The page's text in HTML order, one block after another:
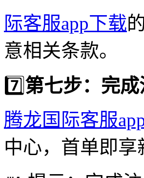
际客服app下载
意相关条款。
7️⃣第七步：完成
腾龙国际客服
中心，首单即